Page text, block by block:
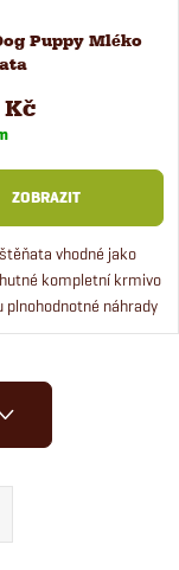
Puppy Mléko
ZOBRAZIT
vhodné jako
kompletní krmivo
plnohodnotné náhrady
mléka.